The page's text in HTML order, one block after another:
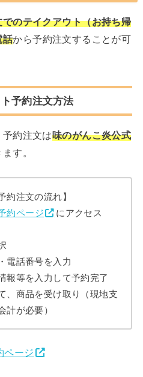
でのテイクアウト（お持ち帰
話から予約注文することが可
予約注文方法
約注文は味のがんこ炎公式
す。
約注文の流れ】
約ページ
にアクセス
電話番号を入力
報等を入力して予約完了
、商品を受け取り（現地支
計が必要）
ページ